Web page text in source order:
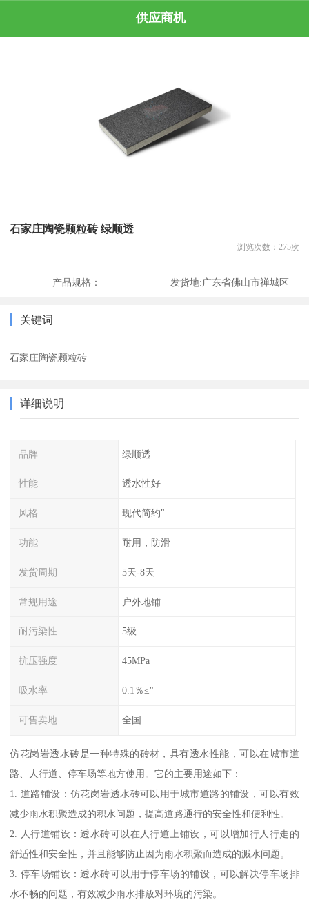
供应商机
石家庄陶瓷颗粒砖 绿顺透
浏览次数： 275次
产品规格： 发货地:广东省佛山市禅城区
关键词
石家庄陶瓷颗粒砖
详细说明
品牌 绿顺透
性能 透水性好
风格 现代简约"
功能 耐用，防滑
发货周期 5天-8天
常规用途 户外地铺
耐污染性 5级
抗压强度 45MPa
吸水率 0.1％≤"
可售卖地 全国
仿花岗岩透水砖是一种特殊的砖材，具有透水性能，可以在城市道
路、人行道、停车场等地方使用。它的主要用途如下：
1. 道路铺设：仿花岗岩透水砖可以用于城市道路的铺设，可以有效
减少雨水积聚造成的积水问题，提高道路通行的安全性和便利性。
2. 人行道铺设：透水砖可以在人行道上铺设，可以增加行人行走的
舒适性和安全性，并且能够防止因为雨水积聚而造成的溅水问题。
3. 停车场铺设：透水砖可以用于停车场的铺设，可以解决停车场排
水不畅的问题，有效减少雨水排放对环境的污染。